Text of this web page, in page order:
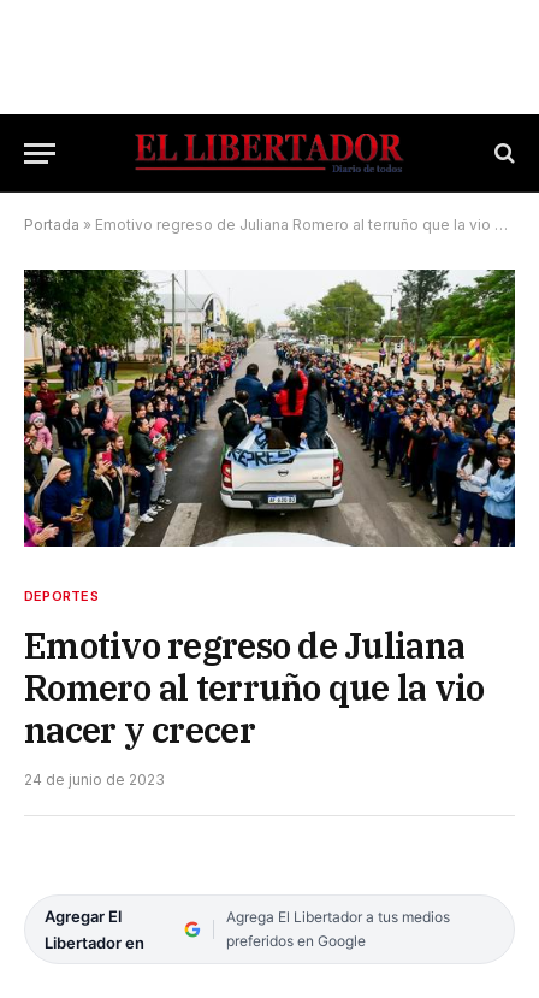
Portada » Emotivo regreso de Juliana Romero al terruño que la vio nacer y crecer
DEPORTES
Emotivo regreso de Juliana
Romero al terruño que la vio
nacer y crecer
24 de junio de 2023
Agregar El
Libertador en
Agrega El Libertador a tus medios
preferidos en Google